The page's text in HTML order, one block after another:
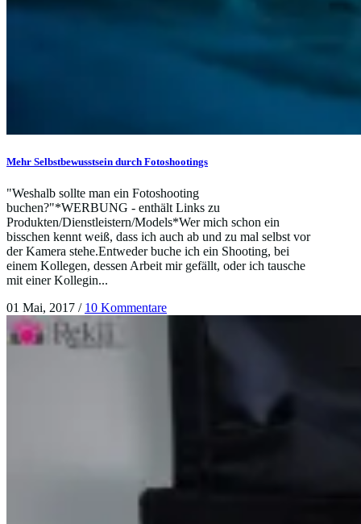
Mehr Selbstbewusstsein durch Fotoshootings
"Weshalb sollte man ein Fotoshooting
buchen?"*WERBUNG - enthält Links zu
Produkten/Dienstleistern/Models*Wer mich schon ein
bisschen kennt weiß, dass ich auch ab und zu mal selbst vor
der Kamera stehe.Entweder buche ich ein Shooting, bei
einem Kollegen, dessen Arbeit mir gefällt, oder ich tausche
mit einer Kollegin...
01 Mai, 2017 / 10 Kommentare